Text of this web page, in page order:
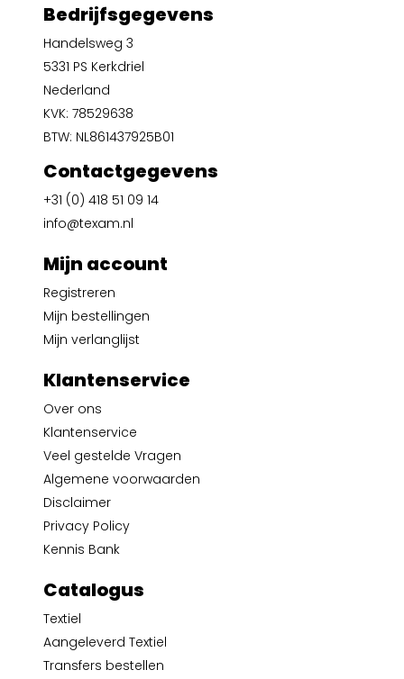
Bedrijfsgegevens
Handelsweg 3
5331 PS Kerkdriel
Nederland
KVK: 78529638
BTW: NL861437925B01
Contactgegevens
+31 (0) 418 51 09 14
info@texam.nl
Mijn account
Registreren
Mijn bestellingen
Mijn verlanglijst
Klantenservice
Over ons
Klantenservice
Veel gestelde Vragen
Algemene voorwaarden
Disclaimer
Privacy Policy
Kennis Bank
Catalogus
Textiel
Aangeleverd Textiel
Transfers bestellen